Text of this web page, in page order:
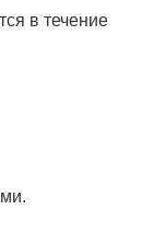
в течение